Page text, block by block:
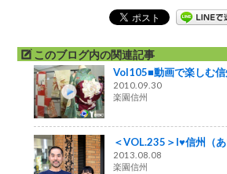
このブログ内の関連記事
Vol105■動画で楽しむ
2010.09.30
楽園信州
＜VOL.235＞I♥信州（あ
2013.08.08
楽園信州